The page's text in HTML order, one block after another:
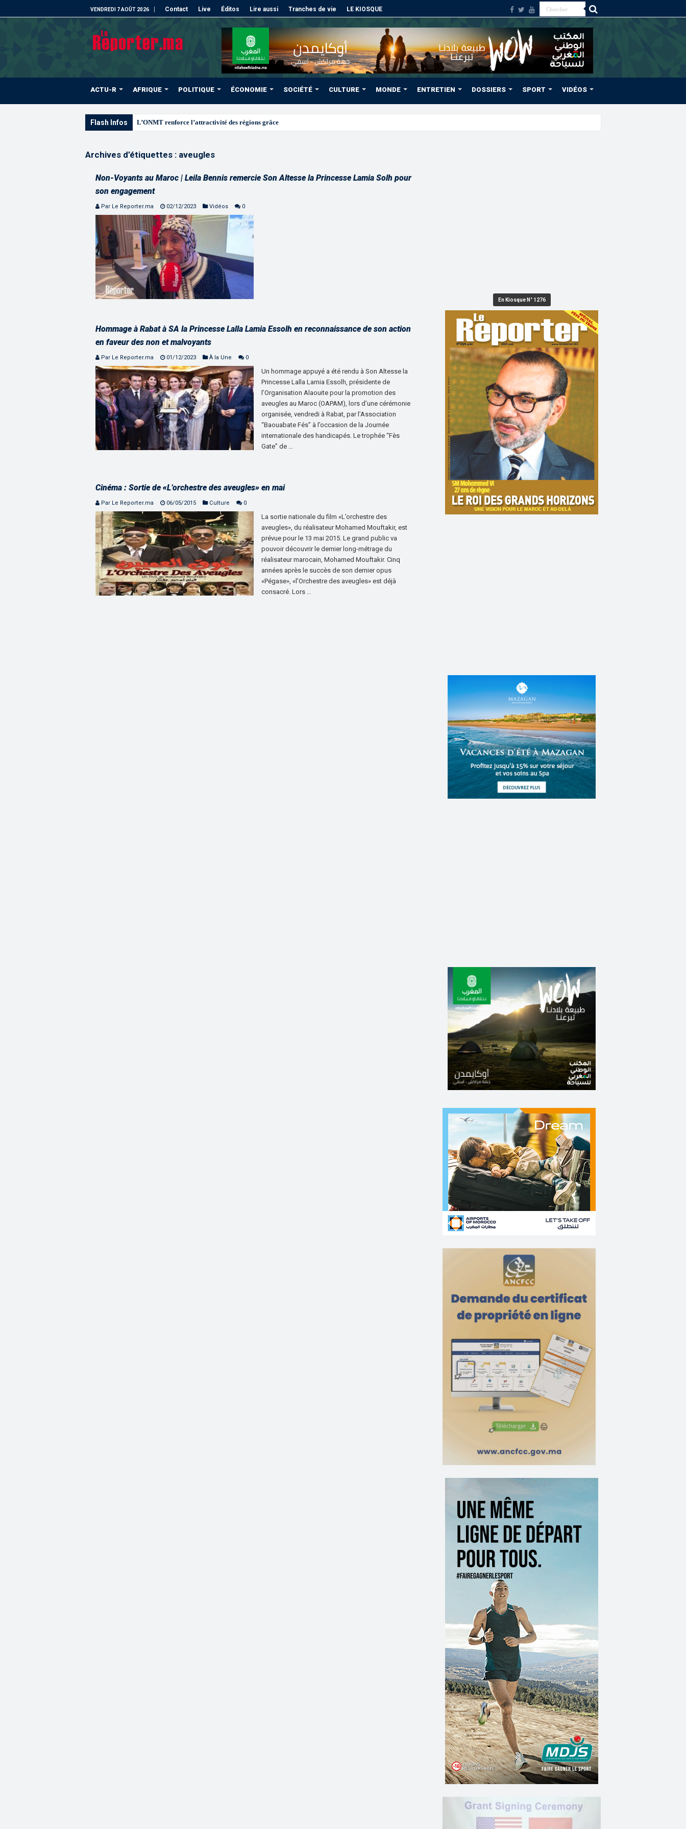
VENDREDI 7 AOÛT 2026 Contact Live Éditos Lire aussi Tranches de vie LE KIOSQUE
ACTU-R AFRIQUE POLITIQUE ÉCONOMIE SOCIÉTÉ CULTURE MONDE ENTRETIEN DOSSIERS SPORT VIDÉOS
Flash Infos L’ONMT renforce l’attractivité des régions grâce à une connectivité aérienne histori
Archives d’étiquettes : aveugles
Non-Voyants au Maroc | Leila Bennis remercie Son Altesse la Princesse Lamia Solh pour
son engagement
Par Le Reporter.ma 02/12/2023 Vidéos 0
Hommage à Rabat à SA la Princesse Lalla Lamia Essolh en reconnaissance de son action
en faveur des non et malvoyants
Par Le Reporter.ma 01/12/2023 À la Une 0
Un hommage appuyé a été rendu à Son Altesse la
Princesse Lalla Lamia Essolh, présidente de
l’Organisation Alaouite pour la promotion des
aveugles au Maroc (OAPAM), lors d’une cérémonie
organisée, vendredi à Rabat, par l’Association
“Baouabate Fés” à l’occasion de la Journée
internationale des handicapés. Le trophée “Fès
Gate” de …
Cinéma : Sortie de «L’orchestre des aveugles» en mai
Par Le Reporter.ma 06/05/2015 Culture 0
La sortie nationale du film «L’orchestre des
aveugles», du réalisateur Mohamed Mouftakir, est
prévue pour le 13 mai 2015. Le grand public va
pouvoir découvrir le dernier long-métrage du
réalisateur marocain, Mohamed Mouftakir. Cinq
années après le succès de son dernier opus
«Pégase», «l’Orchestre des aveugles» est déjà
consacré. Lors …
En Kiosque N° 1276